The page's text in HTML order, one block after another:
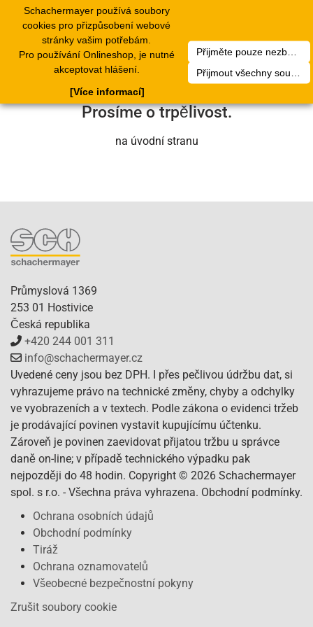
Schachermayer používá soubory
cookies pro přizpůsobení webové
stránky vašim potřebám.
Pro používání Onlineshop, je nutné
akceptovat hlášení.
Přijměte pouze nezbytné soubory cookie
[Více informací]
Bohužel došlo k technické chybě. Náš
servisní tým se o to brzy postará.
Prosíme o trpělivost.
na úvodní stranu
Průmyslová 1369
253 01 Hostivice
Česká republika
+420 244 001 311
info@schachermayer.cz
Uvedené ceny jsou bez DPH. I přes pečlivou údržbu dat, si
vyhrazujeme právo na technické změny, chyby a odchylky
ve vyobrazeních a v textech. Podle zákona o evidenci tržeb
je prodávající povinen vystavit kupujícímu účtenku.
Zároveň je povinen zaevidovat přijatou tržbu u správce
daně on-line; v případě technického výpadku pak
nejpozději do 48 hodin. Copyright © 2026 Schachermayer
spol. s r.o. - Všechna práva vyhrazena. Obchodní podmínky.
Ochrana osobních údajů
Obchodní podmínky
Tiráž
Ochrana oznamovatelů
Všeobecné bezpečnostní pokyny
Zrušit soubory cookie